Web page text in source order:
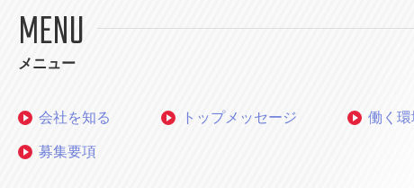
MENU
メニュー
会社を知る トップメッセージ 働く
募集要項